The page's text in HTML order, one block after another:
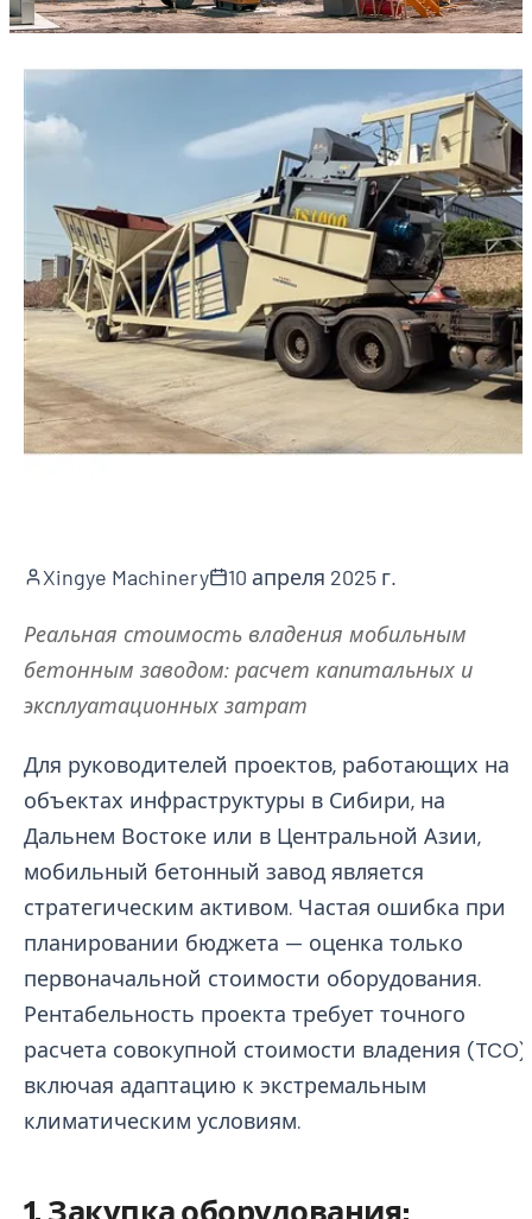
Xingye Machinery 10 апреля 2025 г.
Реальная стоимость владения мобильным
бетонным заводом: расчет капитальных и
эксплуатационных затрат
Для руководителей проектов, работающих на
объектах инфраструктуры в Сибири, на
Дальнем Востоке или в Центральной Азии,
мобильный бетонный завод является
стратегическим активом. Частая ошибка при
планировании бюджета — оценка только
первоначальной стоимости оборудования.
Рентабельность проекта требует точного
расчета совокупной стоимости владения (TCO),
включая адаптацию к экстремальным
климатическим условиям.
1. Закупка оборудования: